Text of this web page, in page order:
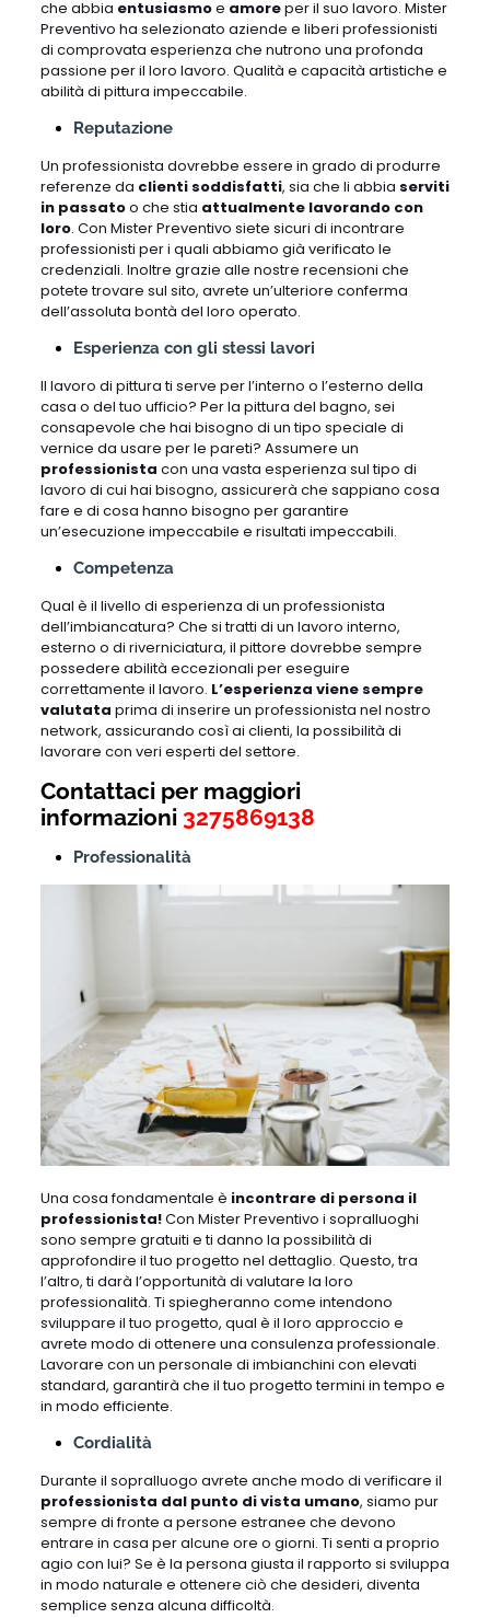
che abbia entusiasmoe amoreper il suo lavoro. Mister
Preventivo ha selezionato aziende e liberi professionisti
di comprovata esperienza che nutrono una profonda
passione per il loro lavoro. Qualità e capacità artistiche e
abilità di pittura impeccabile.
Reputazione
Un professionista dovrebbe essere in grado di produrre
referenze da clienti soddisfatti, sia che li abbia serviti
in passatoo che stia attualmente lavorando con
loro. Con Mister Preventivo siete sicuri di incontrare
professionisti per i quali abbiamo già verificato le
credenziali. Inoltre grazie alle nostre recensioni che
potete trovare sul sito, avrete un’ulteriore conferma
dell’assoluta bontà del loro operato.
Esperienza con gli stessi lavori
Il lavoro di pittura ti serve per l’interno o l’esterno della
casa o del tuo ufficio? Per la pittura del bagno, sei
consapevole che hai bisogno di un tipo speciale di
vernice da usare per le pareti? Assumere un
professionista con una vasta esperienza sul tipo di
lavoro di cui hai bisogno, assicurerà che sappiano cosa
fare e di cosa hanno bisogno per garantire
un’esecuzione impeccabile e risultati impeccabili.
Competenza
Qual è il livello di esperienza di un professionista
dell’imbiancatura? Che si tratti di un lavoro interno,
esterno o di riverniciatura, il pittore dovrebbe sempre
possedere abilità eccezionali per eseguire
correttamente il lavoro. L’esperienza viene sempre
valutata prima di inserire un professionista nel nostro
network, assicurando così ai clienti, la possibilità di
lavorare con veri esperti del settore.
Contattaci per maggiori
informazioni 3275869138
Professionalità
Una cosa fondamentale è incontrare di persona il
professionista!Con Mister Preventivo i sopralluoghi
sono sempre gratuiti e ti danno la possibilità di
approfondire il tuo progetto nel dettaglio. Questo, tra
l’altro, ti darà l’opportunità di valutare la loro
professionalità. Ti spiegheranno come intendono
sviluppare il tuo progetto, qual è il loro approccio e
avrete modo di ottenere una consulenza professionale.
Lavorare con un personale di imbianchini con elevati
standard, garantirà che il tuo progetto termini in tempo e
in modo efficiente.
Cordialità
Durante il sopralluogo avrete anche modo di verificare il
professionista dal punto di vista umano, siamo pur
sempre di fronte a persone estranee che devono
entrare in casa per alcune ore o giorni. Ti senti a proprio
agio con lui? Se è la persona giusta il rapporto si sviluppa
in modo naturale e ottenere ciò che desideri, diventa
semplice senza alcuna difficoltà.